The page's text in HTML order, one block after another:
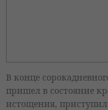
В конце
пришел в состояние
истощения,